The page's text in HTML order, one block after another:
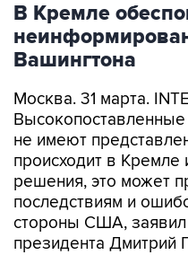
В Кремле
Вашингтона
Москва. 31 марта.
не имеют
происходит в Кремле
решения, это может
последствиям и
стороны США, заявил
президента Дмитрий